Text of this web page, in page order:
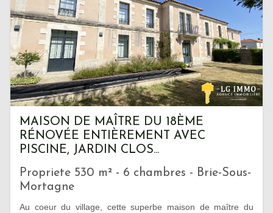
MAISON DE MAÎTRE DU 18ÈME
RÉNOVÉE ENTIÈREMENT AVEC
PISCINE, JARDIN CLOS...
Propriete 530 m² - 6 chambres - Brie-Sous-
Mortagne
Au coeur du village, cette superbe maison de maître du